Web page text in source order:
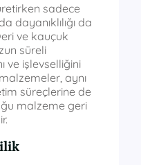
sadece
dayanıklılığı da
ve kauçuk
süreli
ve işlevselliğini
aynı
süreçlerine de
malzeme geri